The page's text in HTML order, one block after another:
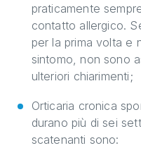
praticamente
contatto allergico.
per la prima volta e
sintomo, non sono
ulteriori chiarimenti;
Orticaria cronica
durano più di sei
scatenanti sono: